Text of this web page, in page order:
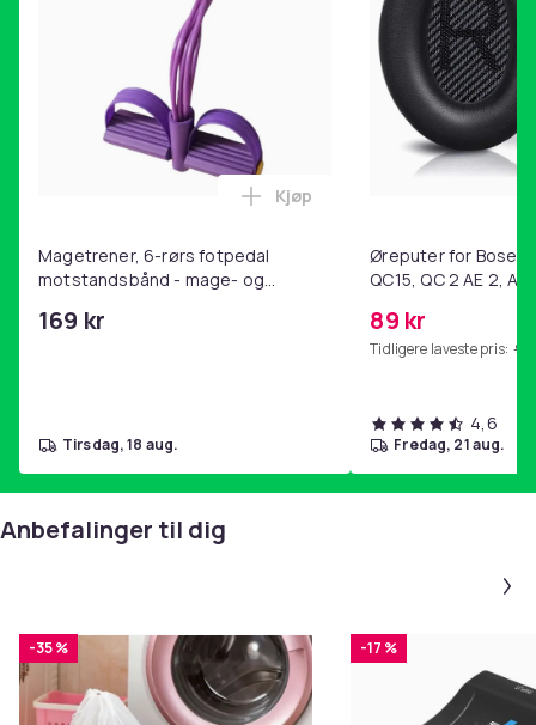
Artikkel nr.
a1839647-3ec5-517e-a9af-67c33e0be15d
Produktsikkerhetsinformasjon
Magetrener, 6-rørs fotpedal
motstandsbånd - mage- og
hjemmegymnastikk Purple
169 kr
Legg Magetrener, 6-rørs
Kjøp
tirsdag, 18 aug.
Øreputer for Bose
QC15, QC 2 AE 2, AE
89 kr
Tidligere laveste pris: 99
4,6
fredag, 21 aug.
Anbefalinger til dig
-35 % -17 %